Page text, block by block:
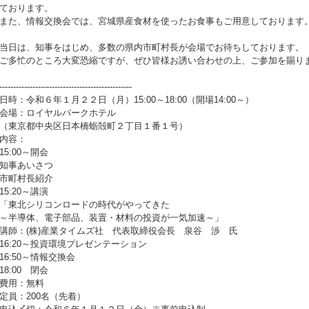
ております。
また、情報交換会では、宮城県産食材を使ったお食事もご用意しております。
当日は、知事をはじめ、多数の県内市町村長が会場でお待ちしております。
ご多忙のところ大変恐縮ですが、ぜひ皆様お誘い合わせの上、ご参加を賜り
------------------------------------------------
日時：令和６年１月２２日（月）15:00～18:00（開場14:00～）
会場：ロイヤルパークホテル
（東京都中央区日本橋蛎殻町２丁目１番１号）
内容：
15:00～開会
知事あいさつ
市町村長紹介
15:20～講演
「東北シリコンロードの時代がやってきた
～半導体、電子部品、装置・材料の投資が一気加速～」
講師：(株)産業タイムズ社 代表取締役会長 泉谷 渉 氏
16:20～投資環境プレゼンテーション
16:50～情報交換会
18:00 閉会
費用：無料
定員：200名（先着）